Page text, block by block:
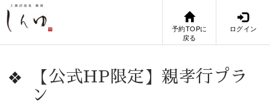
予約TOPに
戻る
ログイン
【公式HP限定】親孝行プラ
ン